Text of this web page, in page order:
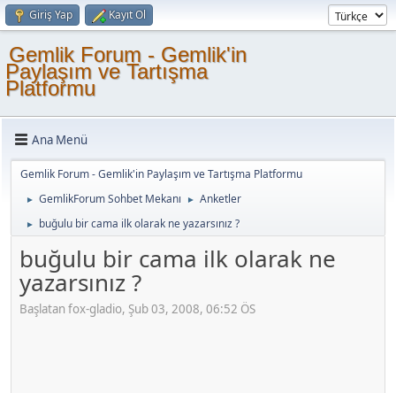
Giriş Yap Kayıt Ol
Gemlik Forum - Gemlik'in
Paylaşım ve Tartışma
Platformu
Ana Menü
Gemlik Forum - Gemlik'in Paylaşım ve Tartışma Platformu
► GemlikForum Sohbet Mekanı ► Anketler
► buğulu bir cama ilk olarak ne yazarsınız ?
buğulu bir cama ilk olarak ne
yazarsınız ?
Başlatan fox-gladio, Şub 03, 2008, 06:52 ÖS